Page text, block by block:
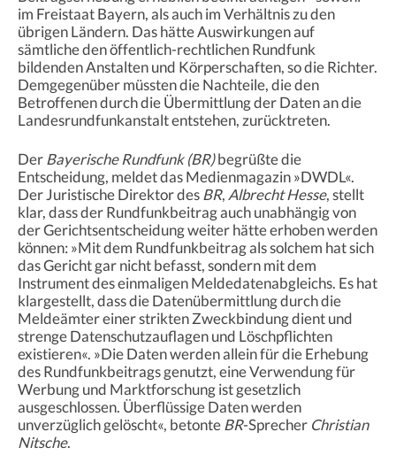
im Freistaat Bayern, als auch im Verhältnis zu den
übrigen Ländern. Das hätte Auswirkungen auf
sämtliche den öffentlich-rechtlichen Rundfunk
bildenden Anstalten und Körperschaften, so die Richter.
Demgegenüber müssten die Nachteile, die den
Betroffenen durch die Übermittlung der Daten an die
Landesrundfunkanstalt entstehen, zurücktreten.
DerBayerische Rundfunk(BR)begrüßte die
Entscheidung, meldet das Medienmagazin »DWDL«.
Der Juristische Direktor desBR, Albrecht Hesse, stellt
klar, dass der Rundfunkbeitrag auch unabhängig von
der Gerichtsentscheidung weiter hätte erhoben werden
können: »Mit dem Rundfunkbeitrag als solchem hat sich
das Gericht gar nicht befasst, sondern mit dem
Instrument des einmaligen Meldedatenabgleichs. Es hat
klargestellt, dass die Datenübermittlung durch die
Meldeämter einer strikten Zweckbindung dient und
strenge Datenschutzauflagen und Löschpflichten
existieren«. »Die Daten werden allein für die Erhebung
des Rundfunkbeitrags genutzt, eine Verwendung für
Werbung und Marktforschung ist gesetzlich
ausgeschlossen. Überflüssige Daten werden
unverzüglich gelöscht«, betonteBR-Sprecher Christian
Nitsche.